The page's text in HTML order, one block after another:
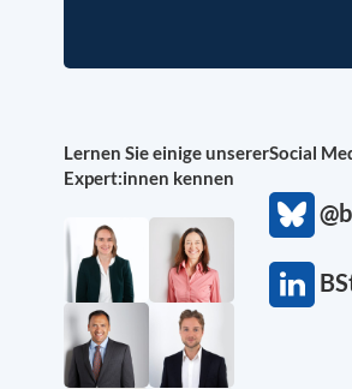
Lernen Sie einige unserer
Expert:innen kennen
Social